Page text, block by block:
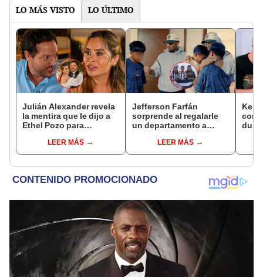
LO MÁS VISTO LO ÚLTIMO
Julián Alexander revela
la mentira que le dijo a
Ethel Pozo para
hubiéramos salido”
LEER MÁS
Jefferson Farfán
sorprende al regalarle
un departamento a
fútbol: "Lo hago de
corazón"
LEER MÁS
dura